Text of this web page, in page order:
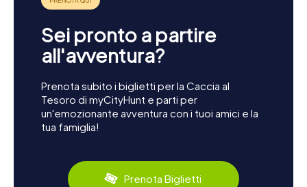
Sei pronto a partire
all'avventura?
Prenota subito i biglietti per la Caccia al
Tesoro di myCityHunt e parti per
un'emozionante avventura con i tuoi amici e la
tua famiglia!
Prenota Biglietti